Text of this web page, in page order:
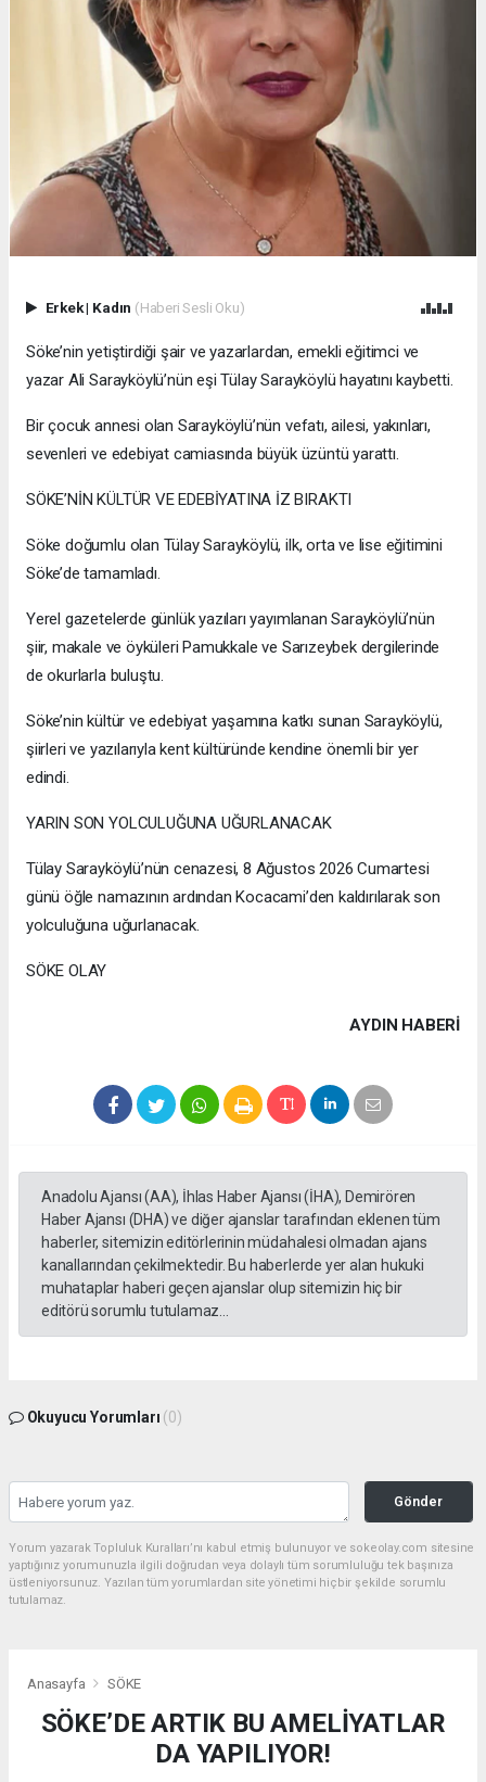
Erkek| Kadın (Haberi Sesli Oku)
Söke’nin yetiştirdiği şair ve yazarlardan, emekli eğitimci ve
yazar Ali Sarayköylü’nün eşi Tülay Sarayköylü hayatını kaybetti.
Bir çocuk annesi olan Sarayköylü’nün vefatı, ailesi, yakınları,
sevenleri ve edebiyat camiasında büyük üzüntü yarattı.
SÖKE’NİN KÜLTÜR VE EDEBİYATINA İZ BIRAKTI
Söke doğumlu olan Tülay Sarayköylü, ilk, orta ve lise eğitimini
Söke’de tamamladı.
Yerel gazetelerde günlük yazıları yayımlanan Sarayköylü’nün
şiir, makale ve öyküleri Pamukkale ve Sarızeybek dergilerinde
de okurlarla buluştu.
Söke’nin kültür ve edebiyat yaşamına katkı sunan Sarayköylü,
şiirleri ve yazılarıyla kent kültüründe kendine önemli bir yer
edindi.
YARIN SON YOLCULUĞUNA UĞURLANACAK
Tülay Sarayköylü’nün cenazesi, 8 Ağustos 2026 Cumartesi
günü öğle namazının ardından Kocacami’den kaldırılarak son
yolculuğuna uğurlanacak.
SÖKE OLAY
AYDIN HABERİ
Anadolu Ajansı (AA), İhlas Haber Ajansı (İHA), Demirören
Haber Ajansı (DHA) ve diğer ajanslar tarafından eklenen tüm
haberler, sitemizin editörlerinin müdahalesi olmadan ajans
kanallarından çekilmektedir. Bu haberlerde yer alan hukuki
muhataplar haberi geçen ajanslar olup sitemizin hiç bir
editörü sorumlu tutulamaz...
Okuyucu Yorumları (0)
Gönder
Yorum yazarak Topluluk Kuralları’nı kabul etmiş bulunuyor ve sokeolay.com sitesine
yaptığınız yorumunuzla ilgili doğrudan veya dolaylı tüm sorumluluğu tek başınıza
üstleniyorsunuz. Yazılan tüm yorumlardan site yönetimi hiçbir şekilde sorumlu
tutulamaz.
Anasayfa SÖKE
SÖKE’DE ARTIK BU AMELİYATLAR
DA YAPILIYOR!